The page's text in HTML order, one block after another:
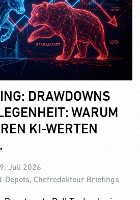
DRAWDOWNS
WARUM
KI-WERTEN
Juli 2026
Depots, Chefredakteur Briefings